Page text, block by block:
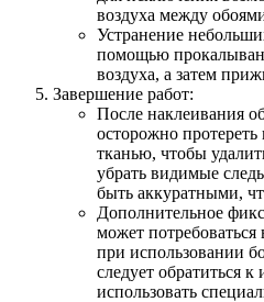
воздуха между
Устранение
помощью
воздуха, а затем
Завершение работ:
После наклеивания
осторожно протереть
тканью, чтобы
убрать видимые
быть аккуратными,
Дополнительное
может
при использовании
следует обратиться
использовать